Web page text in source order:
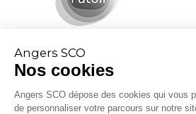
Angers SCO
Nos cookies
Angers SCO dépose des cookies qui vous
de personnaliser votre parcours sur notre